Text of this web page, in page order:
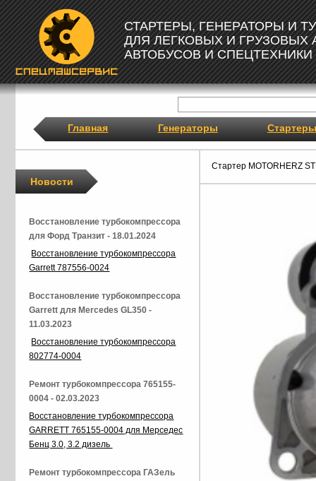
СТАРТЕРЫ, ГЕНЕРАТОРЫ И
ДЛЯ ЛЕГКОВЫХ И ГРУЗОВЫХ
АВТОБУСОВ И СПЕЦТЕХНИКИ
Главная Генераторы Стартеры
Стартер MOTORHERZ
Новости
Восстановление турбокомпрессора
для Форд Транзит - 18.01.2024
Восстановление турбокомпрессора
Garrett 787556-0024
Восстановление турбокомпрессора
Garrett для Mercedes GL350 -
11.03.2023
Восстановление турбокомпрессора
802774-0004
Ремонт турбокомпрессора 765155-
0004 - 02.03.2023
Восстановление турбокомпрессора
GARRETT 765155-0004 для Мерседес
Бенц 3.0, 3.2 дизель
Ремонт турбокомпрессора ГАЗель